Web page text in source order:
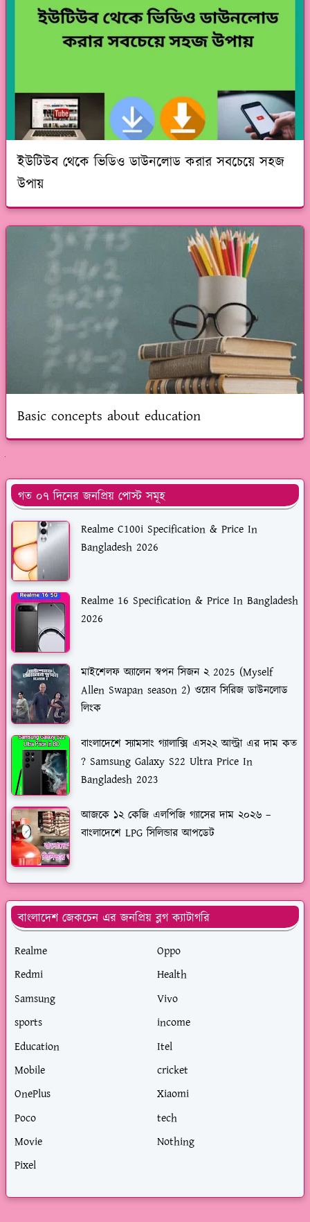
ইউটিউব থেকে ভিডিও ডাউনলোড করার সবচেয়ে সহজ
উপায়
Basic concepts about education
গত ০৭ দিনের জনপ্রিয় পোস্ট সমূহ
Realme C100i Specification & Price In
Bangladesh 2026
Realme 16 Specification & Price In Bangladesh
2026
মাইশেলফ অ্যালেন স্বপন সিজন ২ 2025 (Myself
Allen Swapan season 2) ওয়েব সিরিজ ডাউনলোড
লিংক
বাংলাদেশে স্যামসাং গ্যালাক্সি এস২২ আল্ট্রা এর দাম কত
? Samsung Galaxy S22 Ultra Price In
Bangladesh 2023
আজকে ১২ কেজি এলপিজি গ্যাসের দাম ২০২৬ –
বাংলাদেশে LPG সিলিন্ডার আপডেট
বাংলাদেশ জেকচেন এর জনপ্রিয় ব্লগ ক্যাটাগরি
Realme
Oppo
Redmi
Health
Samsung
Vivo
sports
income
Education
Itel
Mobile
cricket
OnePlus
Xiaomi
Poco
tech
Movie
Nothing
Pixel